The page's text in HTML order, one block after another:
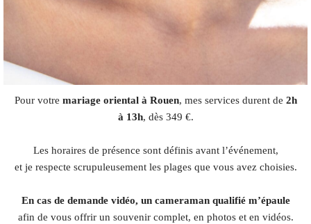
Pour votre mariage oriental à Rouen, mes services durent de 2h
à 13h, dès 349 €.
Les horaires de présence sont définis avant l’événement,
et je respecte scrupuleusement les plages que vous avez choisies.
En cas de demande vidéo, un cameraman qualifié m’épaule
afin de vous offrir un souvenir complet, en photos et en vidéos.